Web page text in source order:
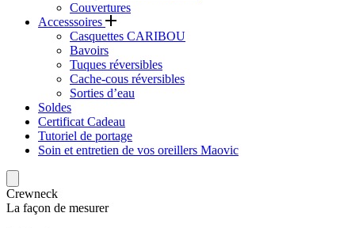
Couvertures
Accesssoires
Casquettes CARIBOU
Bavoirs
Tuques réversibles
Cache-cous réversibles
Sorties d’eau
Soldes
Certificat Cadeau
Tutoriel de portage
Soin et entretien de vos oreillers Maovic
Crewneck
La façon de mesurer